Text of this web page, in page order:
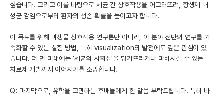
싶습니다. 그리고 이를 바탕으로 세균 간 상호작용을 어그러뜨려, 항생제 내
성균 감염으로부터 환자의 생존 확률을 높이고자 합니다.
이 목표를 위해 미생물 상호작용 연구뿐만 아니라, 이 분야 전반의 연구를 가
속화할 수 있는 실험 방법, 특히 visualization의 발전에도 깊은 관심이 있
습니다. 더 먼 미래에는 '세균의 사회성'을 망가뜨리거나 마비시킬 수 있는
치료제 개발까지 이어지기를 소망합니다.
Q: 마지막으로, 유학을 고민하는 후배들에게 한 말씀 부탁드립니다. 특히 바